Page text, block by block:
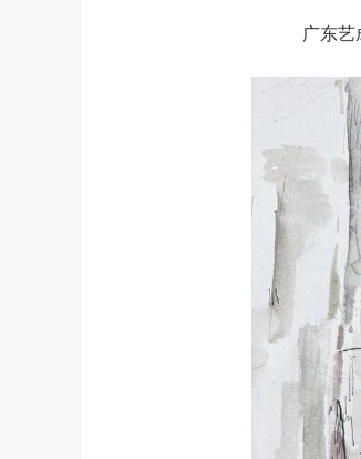
广东